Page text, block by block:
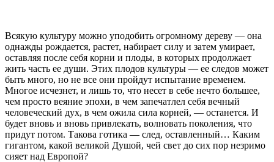
Всякую культуру можно уподобить огромному дереву — она
однажды рождается, растет, набирает силу и затем умирает,
оставляя после себя корни и плоды, в которых продолжает
жить часть ее души. Этих плодов культуры — ее следов может
быть много, но не все они пройдут испытание временем.
Многое исчезнет, и лишь то, что несет в себе нечто большее,
чем просто веяние эпохи, в чем запечатлел себя вечный
человеческий дух, в чем ожила сила корней, — останется. И
будет вновь и вновь привлекать, волновать поколения, что
придут потом. Такова готика — след, оставленный… Каким
гигантом, какой великой Душой, чей свет до сих пор незримо
сияет над Европой?